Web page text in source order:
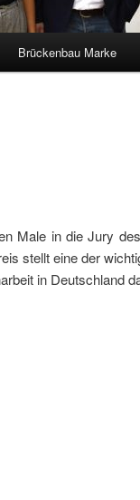
Brückenbau Marke
Male in die Jury
stellt eine der
in Deutschland